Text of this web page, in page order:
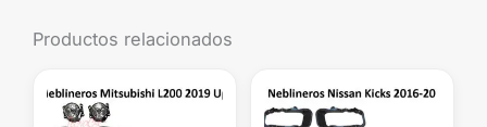
Productos relacionados